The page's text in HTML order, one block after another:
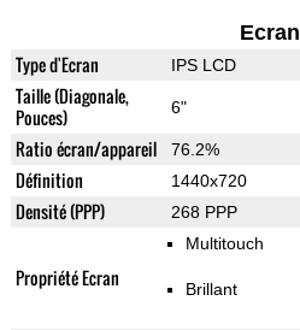
Ecran
Type d'Ecran IPS LCD
Taille (Diagonale,
Pouces)
6"
Ratio écran/appareil 76.2%
Définition 1440x720
Densité (PPP) 268 PPP
Propriété Ecran
Multitouch
Brillant